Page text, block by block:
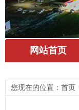
您现在的位置： 首页